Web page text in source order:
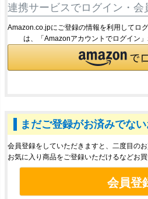
連携サービスでログイン・会
Amazon.co.jpにご登録の情報を利用してロ
は、「Amazonアカウントでログイン」
まだご登録がお済みでな
会員登録をしていただきますと、二度目の
お気に入り商品をご登録いただけるなどお買
会員登